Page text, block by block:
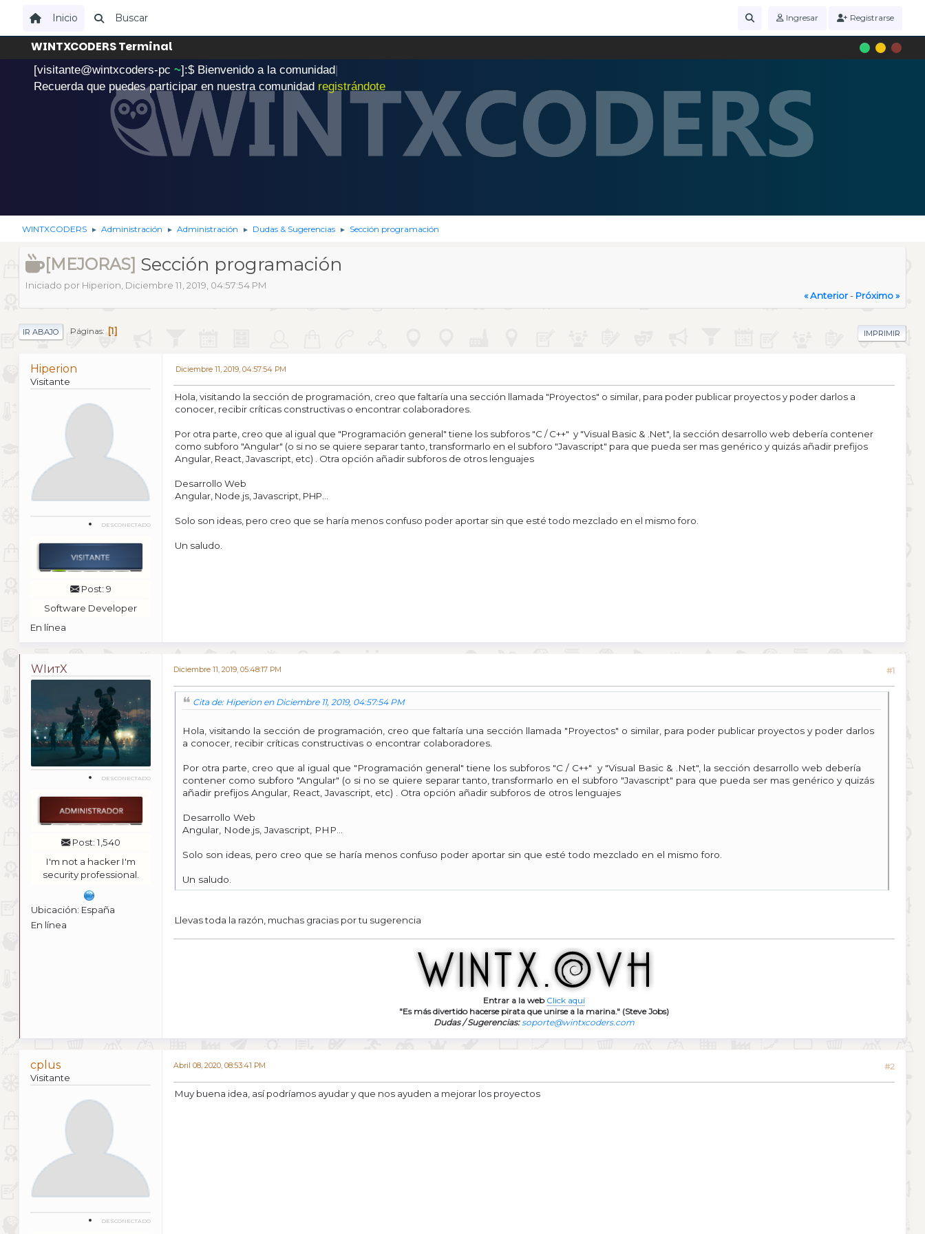
Inicio Buscar Ingresar Registrarse
WINTXCODERS Terminal
[visitante@wintxcoders-pc ~]:$ .Bienvenido a la comunidad|
Recuerda que puedes participar en nuestra comunidad registrándote
WINTXCODERS ► Administración ► Administración ► Dudas & Sugerencias ► Sección programación
[MEJORAS] Sección programación
Iniciado por Hiperion, Diciembre 11, 2019, 04:57:54 PM
« Anterior- Próximo »
IMPRIMIR
IR ABAJO Páginas 1
Hiperion
Visitante
DESCONECTADO
Post: 9
Software Developer
En línea
Diciembre 11, 2019, 04:57:54 PM
Hola, visitando la sección de programación, creo que faltaría una sección llamada "Proyectos" o similar, para poder publicar proyectos y poder darlos a
conocer, recibir críticas constructivas o encontrar colaboradores.
Por otra parte, creo que al igual que "Programación general" tiene los subforos "C / C++" y "Visual Basic & .Net", la sección desarrollo web debería contener
como subforo "Angular" (o si no se quiere separar tanto, transformarlo en el subforo "Javascript" para que pueda ser mas genérico y quizás añadir prefijos
Angular, React, Javascript, etc) . Otra opción añadir subforos de otros lenguajes
Desarrollo Web
Angular, Node.js, Javascript, PHP...
Solo son ideas, pero creo que se haría menos confuso poder aportar sin que esté todo mezclado en el mismo foro.
Un saludo.
WIитX
DESCONECTADO
Post: 1,540
I'm not a hacker I'm
security professional.
Ubicación: España
En línea
Diciembre 11, 2019, 05:48:17 PM #1
Cita de: Hiperion en Diciembre 11, 2019, 04:57:54 PM
Hola, visitando la sección de programación, creo que faltaría una sección llamada "Proyectos" o similar, para poder publicar proyectos y poder darlos
a conocer, recibir críticas constructivas o encontrar colaboradores.
Por otra parte, creo que al igual que "Programación general" tiene los subforos "C / C++" y "Visual Basic & .Net", la sección desarrollo web debería
contener como subforo "Angular" (o si no se quiere separar tanto, transformarlo en el subforo "Javascript" para que pueda ser mas genérico y quizás
añadir prefijos Angular, React, Javascript, etc) . Otra opción añadir subforos de otros lenguajes
Desarrollo Web
Angular, Node.js, Javascript, PHP...
Solo son ideas, pero creo que se haría menos confuso poder aportar sin que esté todo mezclado en el mismo foro.
Un saludo.
Llevas toda la razón, muchas gracias por tu sugerencia
Entrar a la web Click aquí
"Es más divertido hacerse pirata que unirse a la marina." (Steve Jobs)
Dudas / Sugerencias: soporte@wintxcoders.com
cplus
Visitante
DESCONECTADO
Abril 08, 2020, 08:53:41 PM #2
Muy buena idea, así podríamos ayudar y que nos ayuden a mejorar los proyectos